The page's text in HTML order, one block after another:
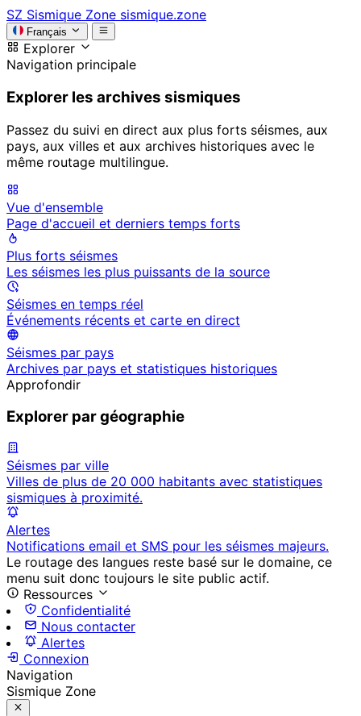
SZ Sismique Zone sismique.zone
Français
Explorer
Navigation principale
Explorer les archives sismiques
Passez du suivi en direct aux plus forts séismes, aux
pays, aux villes et aux archives historiques avec le
même routage multilingue.
Vue d'ensemble
Page d'accueil et derniers temps forts
Plus forts séismes
Les séismes les plus puissants de la source
Séismes en temps réel
Événements récents et carte en direct
Séismes par pays
Archives par pays et statistiques historiques
Approfondir
Explorer par géographie
Séismes par ville
Villes de plus de 20 000 habitants avec statistiques
sismiques à proximité.
Alertes
Notifications email et SMS pour les séismes majeurs.
Le routage des langues reste basé sur le domaine, ce
menu suit donc toujours le site public actif.
Ressources
Confidentialité
Nous contacter
Alertes
Connexion
Navigation
Sismique Zone